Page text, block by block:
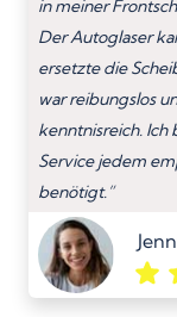
in meiner
Der Autoglaser
ersetzte die
war reibungslos
kenntnisreich.
Service jedem
benötigt.”